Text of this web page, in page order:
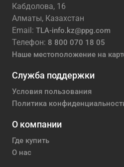
Кабдолова, 16
Алматы, Казахстан
Email: TLA-info.kz@ppg.com
Телефон: 8 800 070 18 05
Наше местоположение на
Служба поддержки
Условия пользования
Политика
О компании
Где купить
О нас